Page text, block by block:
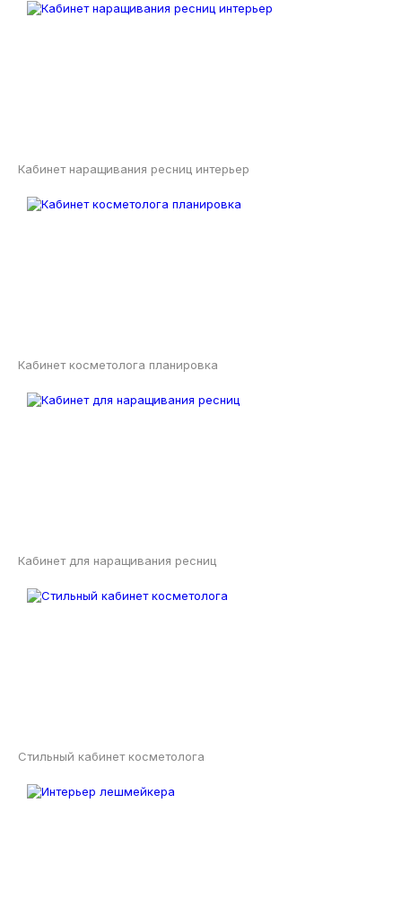
Кабинет наращивания ресниц интерьер
Кабинет косметолога планировка
Кабинет для наращивания ресниц
Стильный кабинет косметолога